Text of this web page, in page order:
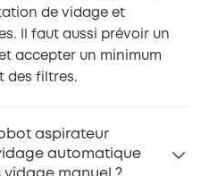
de vidage et
Il faut aussi prévoir un
accepter un minimum
des filtres.
aspirateur
automatique